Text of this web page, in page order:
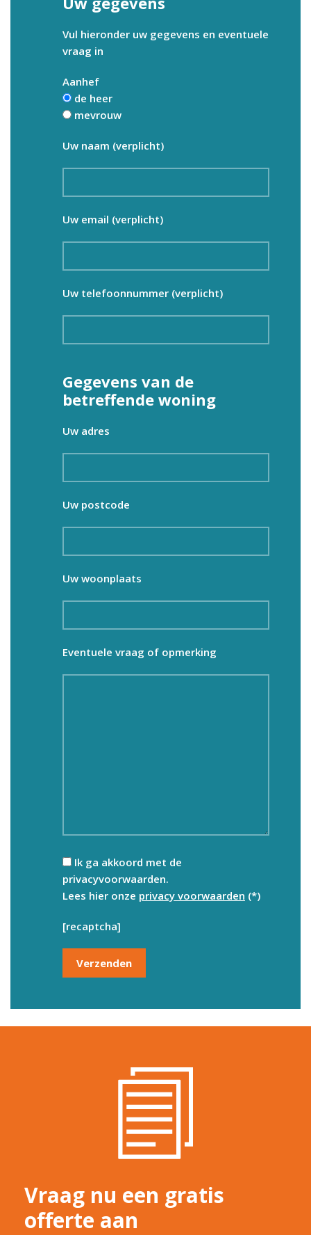
Vul hieronder uw gegevens en eventuele
vraag in
Aanhef
de heer
mevrouw
Uw naam (verplicht)
Uw email (verplicht)
Uw telefoonnummer (verplicht)
Gegevens van de
betreffende woning
Uw adres
Uw postcode
Uw woonplaats
Eventuele vraag of opmerking
Ik ga akkoord met de
privacyvoorwaarden.
Lees hier onze privacy voorwaarden (*)
[recaptcha]
Vraag nu een gratis
offerte aan